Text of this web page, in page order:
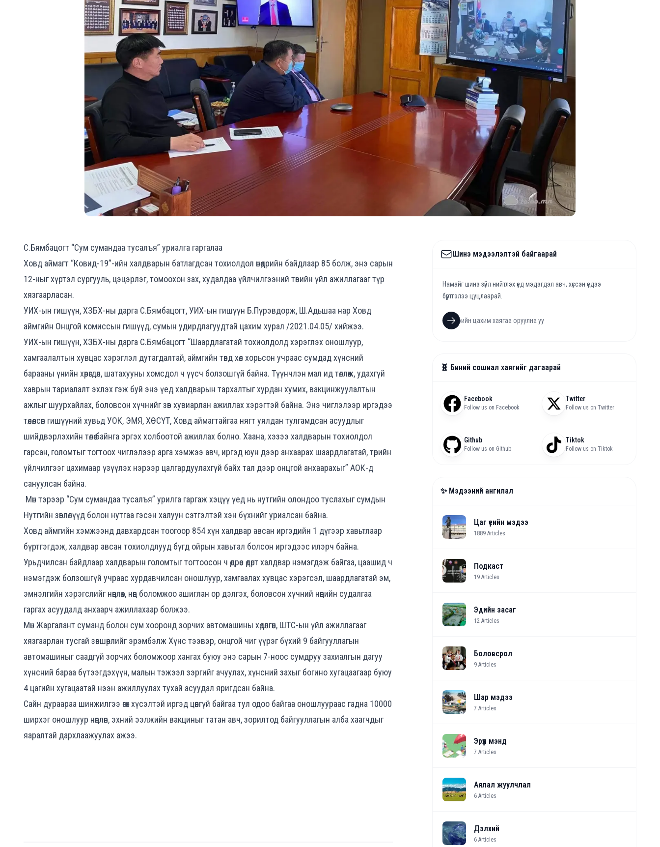
С.Бямбацогт “Сум сумандаа тусалъя” уриалга гаргалаа
Ховд аймагт “Ковид-19”-ийн халдварын батлагдсан тохиолдол өнөөдрийн байдлаар 85 болж, энэ сарын
12-ныг хүртэл сургууль, цэцэрлэг, томоохон зах, худалдаа үйлчилгээний төвийн үйл ажиллагааг түр
хязгаарласан.
УИХ-ын гишүүн, ХЗБХ-ны дарга С.Бямбацогт, УИХ-ын гишүүн Б.Пүрэвдорж, Ш.Адьшаа нар Ховд
аймгийн Онцгой комиссын гишүүд, сумын удирдлагуудтай цахим хурал /2021.04.05/ хийжээ.
УИХ-ын гишүүн, ХЗБХ-ны дарга С.Бямбацогт “Шаардлагатай тохиолдолд хэрэглэх оношлуур,
хамгаалалтын хувцас хэрэглэл дутагдалтай, аймгийн төвд хөл хорьсон учраас сумдад хүнсний
барааны үнийн хөөрөгдөл, шатахууны хомсдол ч үүсч болзошгүй байна. Түүнчлэн мал ид төллөж, удахгүй
хаврын тариалалт эхлэх гэж буй энэ үед халдварын тархалтыг хурдан хумих, вакцинжуулалтын
ажлыг шуурхайлах, боловсон хүчнийг зөв хувиарлан ажиллах хэрэгтэй байна. Энэ чиглэлээр иргэдээ
төлөөлсөн гишүүний хувьд УОК, ЭМЯ, ХӨСҮТ, Ховд аймагтайгаа нягт уялдан тулгамдсан асуудлыг
шийдвэрлэхийн төлөө байнга эргэх холбоотой ажиллах болно. Хаана, хэзээ халдварын тохиолдол
гарсан, голомтыг тогтоох чиглэлээр арга хэмжээ авч, иргэд юун дээр анхаарах шаардлагатай, төрийн
үйлчилгээг цахимаар үзүүлэх нэрээр цалгардуулахгүй байх тал дээр онцгой анхаарахыг” АОК-д
сануулсан байна.
Мөн тэрээр “Сум сумандаа тусалъя” урилга гаргаж хэцүү үед нь нутгийн олондоо туслахыг сумдын
Нутгийн зөвлөлүүд болон нутгаа гэсэн халуун сэтгэлтэй хэн бүхнийг уриалсан байна.
Ховд аймгийн хэмжээнд давхардсан тоогоор 854 хүн халдвар авсан иргэдийн 1 дүгээр хавьтлаар
бүртгэгдэж, халдвар авсан тохиолдлууд бүгд ойрын хавьтал болсон иргэдээс илэрч байна.
Урьдчилсан байдлаар халдварын голомтыг тогтоосон ч өдрөөс өдөрт халдвар нэмэгдэж байгаа, цаашид ч
нэмэгдэж болзошгүй учраас хурдавчилсан оношлуур, хамгаалах хувцас хэрэгсэл, шаардлагатай эм,
эмнэлгийн хэрэгслийг нөөцлөх, нөөц боломжоо ашиглан ор дэлгэх, боловсон хүчний нөөцийн судалгаа
гаргах асуудалд анхаарч ажиллахаар болжээ.
Мөн Жаргалант суманд болон сум хооронд зорчих автомашины хөдөлгөөн, ШТС-ын үйл ажиллагааг
хязгаарлан тусгай зөвшөөрлийг эрэмбэлж Хүнс тээвэр, онцгой чиг үүрэг бүхий 9 байгууллагын
автомашиныг саадгүй зорчих боломжоор хангах буюу энэ сарын 7-ноос сумдруу захиалгын дагуу
хүнсний бараа бүтээгдэхүүн, малын тэжээл зэргийг ачуулах, хүнсний захыг богино хугацаагаар буюу
4 цагийн хугацаатай нээн ажиллуулах тухай асуудал яригдсан байна.
Сайн дураараа шинжилгээ өгөх хүсэлтэй иргэд цөөнгүй байгаа тул одоо байгаа оношлуураас гадна 10000
ширхэг оношлуур нөөцлөн, эхний ээлжийн вакциныг татан авч, зорилтод байгууллагын алба хаагчдыг
яаралтай дархлаажуулах ажээ.
Шинэ мэдээлэлтэй байгаарай
Намайг шинэ зүйл нийтлэх үед мэдэгдэл авч, хүссэн үедээ
бүртгэлээ цуцлаарай.
🧬 Биний сошиал хаягийг дагаарай
Facebook
Follow us on Facebook
Twitter
Follow us on Twitter
Github
Follow us on Github
Tiktok
Follow us on Tiktok
✨ Мэдээний ангилал
Цаг үеийн мэдээ
1889 Articles
Подкаст
19 Articles
Эдийн засаг
12 Articles
Боловсрол
9 Articles
Шар мэдээ
7 Articles
Эрүүл мэнд
7 Articles
Аялал жуулчлал
6 Articles
Дэлхий
6 Articles